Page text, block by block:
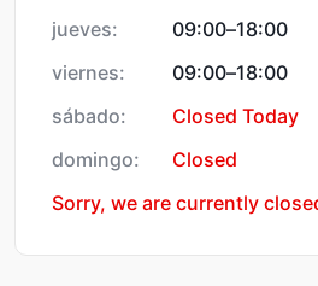
jueves:
09:00–18:00
viernes:
09:00–18:00
sábado:
Closed Today
domingo:
Closed
Sorry, we are currently